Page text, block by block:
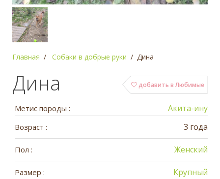
Главная Собаки в добрые руки Дина
добавить в Любимые
Дина
Метис породы : Акита-ину
Возраст : 3 года
Пол : Женский
Размер : Крупный